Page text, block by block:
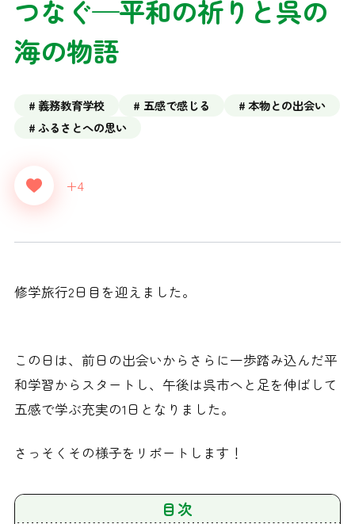
つなぐ—平和の祈りと呉の
海の物語
義務教育学校 五感で感じる
本物との出会い
ふるさとへの思い
+4
修学旅行2日目を迎えました。
この日は、前日の出会いからさらに一歩踏み込んだ平
和学習からスタートし、午後は呉市へと足を伸ばして
五感で学ぶ充実の1日となりました。
さっそくその様子をリポートします！
目次